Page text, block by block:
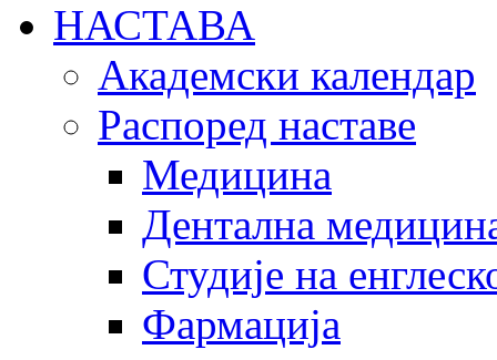
НАСТАВА
Академски календар
Распоред наставе
Медицина
Дентална
Студије на
Фармација